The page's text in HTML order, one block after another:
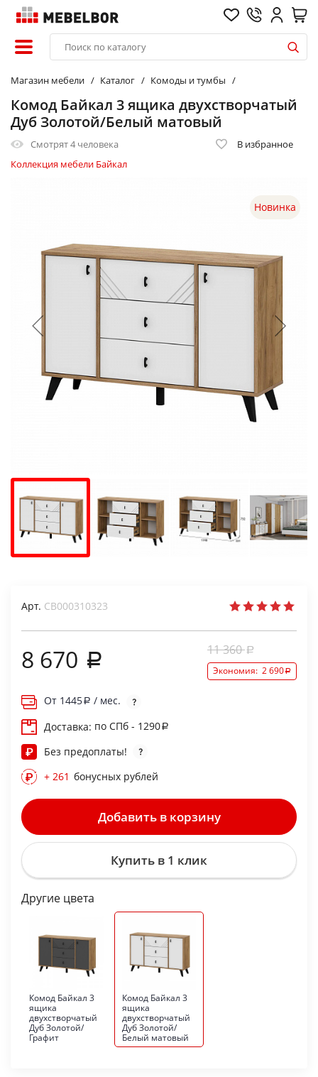
Магазин мебели Каталог Комоды и тумбы
Комод Байкал 3 ящика двухстворчатый
Дуб Золотой/Белый матовый
Смотрят4 человека
В избранное
Коллекция мебели Байкал
Новинка
Арт. СВ000310323
8 670 11 360
Экономия: 2 690
От 1445
/ мес.
Доставка: по СПб - 1290
Без предоплаты!
+ 261 бонусных рублей
Добавить в корзину
Купить в 1 клик
Другие цвета
Комод Байкал 3
ящика
двухстворчатый
Дуб Золотой/
Графит
Комод Байкал 3
ящика
двухстворчатый
Дуб Золотой/
Белый матовый